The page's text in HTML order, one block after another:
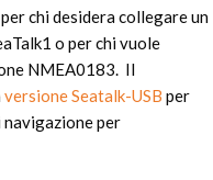
chi desidera collegare un
o per chi vuole
NMEA0183. Il
versione Seatalk-USB per
per